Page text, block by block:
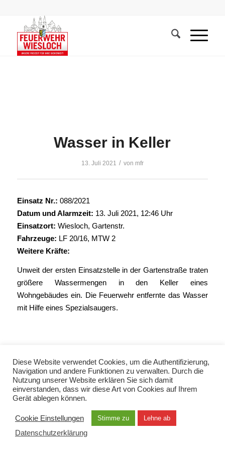
Wasser in Keller
13. Juli 2021 / von mfr
Einsatz Nr.: 088/2021
Datum und Alarmzeit: 13. Juli 2021, 12:46 Uhr
Einsatzort: Wiesloch, Gartenstr.
Fahrzeuge: LF 20/16, MTW 2
Weitere Kräfte:
Unweit der ersten Einsatzstelle in der Gartenstraße traten
größere Wassermengen in den Keller eines
Wohngebäudes ein. Die Feuerwehr entfernte das Wasser
mit Hilfe eines Spezialsaugers.
© Copyright 2021 - Freiwillige Feuerwehr Wiesloch -
Impressum
Kontakt
EN / TUR / FRA / RUS
Diese Website verwendet Cookies, um die Authentifizierung,
Navigation und andere Funktionen zu verwalten. Durch die
Nutzung unserer Website erklären Sie sich damit
einverstanden, dass wir diese Art von Cookies auf Ihrem
Gerät ablegen können.
Cookie Einstellungen Stimme zu Lehne ab
Datenschutzerklärung